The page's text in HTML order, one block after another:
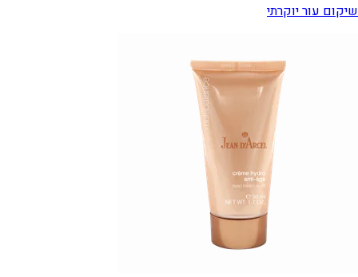
שיקום עור יוקרתי